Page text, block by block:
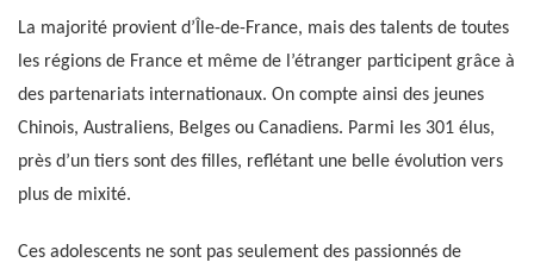
La majorité provient d’Île-de-France, mais des talents de toutes
les régions de France et même de l’étranger participent grâce à
des partenariats internationaux. On compte ainsi des jeunes
Chinois, Australiens, Belges ou Canadiens. Parmi les 301 élus,
près d’un tiers sont des filles, reflétant une belle évolution vers
plus de mixité.
Ces adolescents ne sont pas seulement des passionnés de